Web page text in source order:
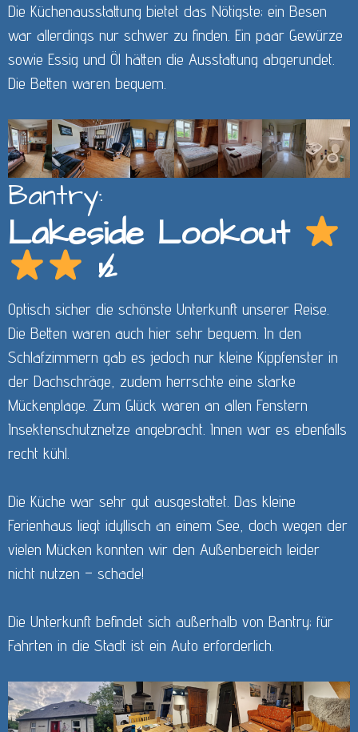
Die Küchenausstattung bietet das Nötigste; ein Besen
war allerdings nur schwer zu finden. Ein paar Gewürze
sowie Essig und Öl hätten die Ausstattung abgerundet.
Die Betten waren bequem.
Bantry:
Lakeside Lookout
½
Optisch sicher die schönste Unterkunft unserer Reise.
Die Betten waren auch hier sehr bequem. In den
Schlafzimmern gab es jedoch nur kleine Kippfenster in
der Dachschräge, zudem herrschte eine starke
Mückenplage. Zum Glück waren an allen Fenstern
Insektenschutznetze angebracht. Innen war es ebenfalls
recht kühl.
Die Küche war sehr gut ausgestattet. Das kleine
Ferienhaus liegt idyllisch an einem See, doch wegen der
vielen Mücken konnten wir den Außenbereich leider
nicht nutzen – schade!
Die Unterkunft befindet sich außerhalb von Bantry; für
Fahrten in die Stadt ist ein Auto erforderlich.